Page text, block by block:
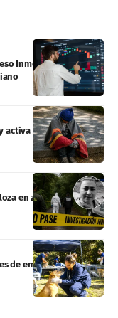
Inmediato Sin
activa rutas para
en zona boscosa
de emergencia y